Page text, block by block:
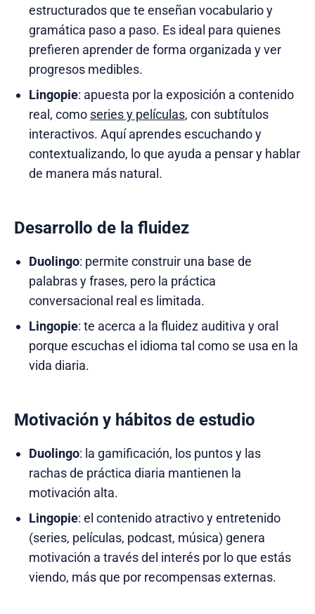
estructurados que te enseñan vocabulario y
gramática paso a paso. Es ideal para quienes
prefieren aprender de forma organizada y ver
progresos medibles.
Lingopie: apuesta por la exposición a contenido
real, como series y películas, con subtítulos
interactivos. Aquí aprendes escuchando y
contextualizando, lo que ayuda a pensar y hablar
de manera más natural.
Desarrollo de la fluidez
Duolingo: permite construir una base de
palabras y frases, pero la práctica
conversacional real es limitada.
Lingopie: te acerca a la fluidez auditiva y oral
porque escuchas el idioma tal como se usa en la
vida diaria.
Motivación y hábitos de estudio
Duolingo: la gamificación, los puntos y las
rachas de práctica diaria mantienen la
motivación alta.
Lingopie: el contenido atractivo y entretenido
(series, películas, podcast, música) genera
motivación a través del interés por lo que estás
viendo, más que por recompensas externas.